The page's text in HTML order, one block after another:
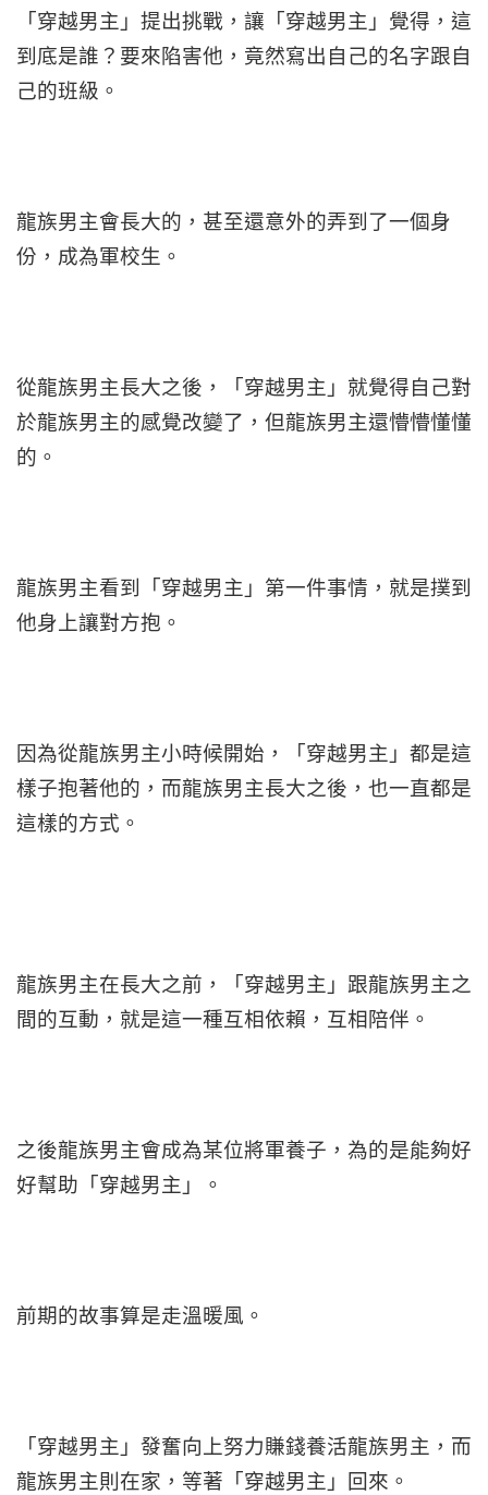
「穿越男主」提出挑戰，讓「穿越男主」覺得，這
到底是誰？要來陷害他，竟然寫出自己的名字跟自
己的班級。
龍族男主會長大的，甚至還意外的弄到了一個身
份，成為軍校生。
從龍族男主長大之後，「穿越男主」就覺得自己對
於龍族男主的感覺改變了，但龍族男主還懵懵懂懂
的。
龍族男主看到「穿越男主」第一件事情，就是撲到
他身上讓對方抱。
因為從龍族男主小時候開始，「穿越男主」都是這
樣子抱著他的，而龍族男主長大之後，也一直都是
這樣的方式。
龍族男主在長大之前，「穿越男主」跟龍族男主之
間的互動，就是這一種互相依賴，互相陪伴。
之後龍族男主會成為某位將軍養子，為的是能夠好
好幫助「穿越男主」。
前期的故事算是走溫暖風。
「穿越男主」發奮向上努力賺錢養活龍族男主，而
龍族男主則在家，等著「穿越男主」回來。